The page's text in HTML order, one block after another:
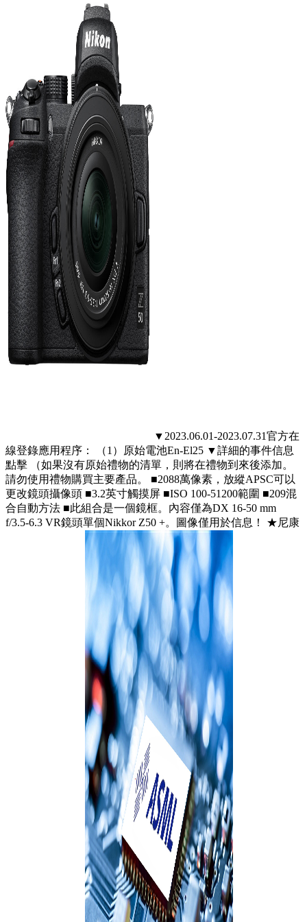
▼2023.06.01-2023.07.31官方在
線登錄應用程序： （1）原始電池En-El25 ▼詳細的事件信息
點擊 （如果沒有原始禮物的清單，則將在禮物到來後添加。
請勿使用禮物購買主要產品。 ■2088萬像素，放縱APSC可以
更改鏡頭攝像頭 ■3.2英寸觸摸屏 ■ISO 100-51200範圍 ■209混
合自動方法 ■此組合是一個鏡框。內容僅為DX 16-50 mm
f/3.5-6.3 VR鏡頭單個Nikkor Z50 +。圖像僅用於信息！ ★尼康